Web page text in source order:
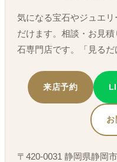
気になる宝石やジュエ
だけます。相談・お見
石専門店です。「見るだ
来店予約
お
〒420-0031 静岡県静岡